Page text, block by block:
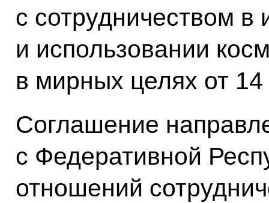
с сотрудничеством в
и использовании
в мирных целях от
Соглашение
с Федеративной
отношений